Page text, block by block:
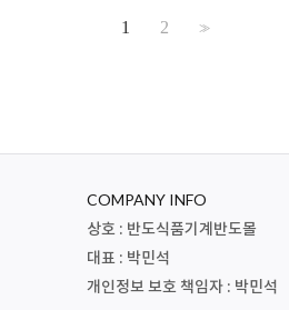
1 2 >>
COMPANY INFO
상호 : 반도식품기계반도몰
대표 : 박민석
개인정보 보호 책임자 : 박민석